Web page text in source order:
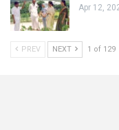
Apr 12,
PREV NEXT 1 of 129